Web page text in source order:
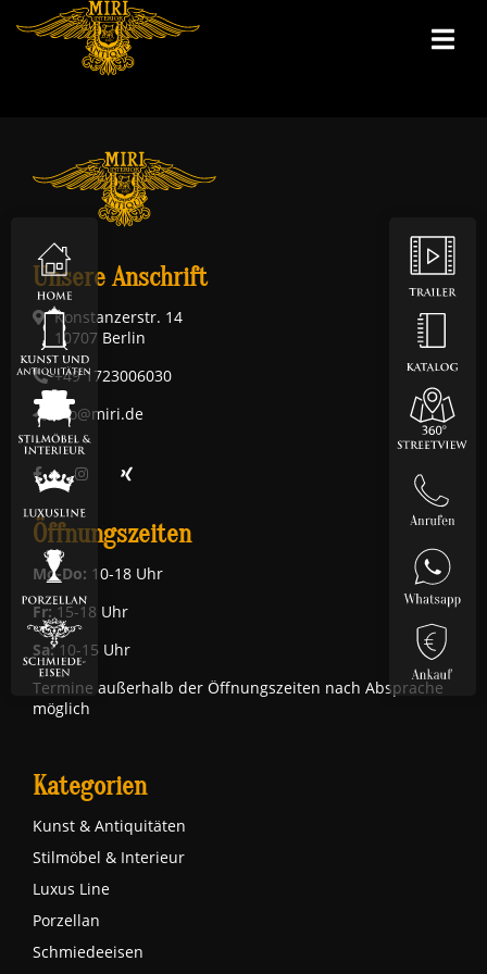
Unsere Anschrift
Konstanzerstr. 14
10707 Berlin
+49 1723006030
mo@miri.de
Öffnungszeiten
Mo-Do: 10-18 Uhr
Fr:15-18 Uhr
Sa:10-15 Uhr
Termine außerhalb der Öffnungszeiten nach Absprache
möglich
Kategorien
Kunst & Antiquitäten
Stilmöbel & Interieur
Luxus Line
Porzellan
Schmiedeeisen